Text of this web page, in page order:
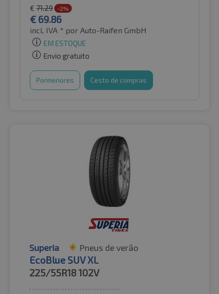
€ 71.29 -2%
€ 69.86
incl. IVA * por Auto-Raifen GmbH
EM ESTOQUE
Envio gratuito
Pormenores Cesto de compras
Superia Pneus de verão
EcoBlue SUV XL
225/55R18102V